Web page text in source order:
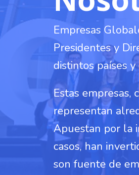
Empresas
Presidentes y
distintos países
Estas empresas,
representan
Apuestan por la
casos, han
son fuente de